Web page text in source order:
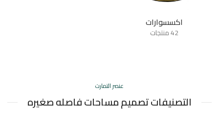
اكسسوارات
42 منتجات
عنصر التمارت
التصنيفات تصميم مساحات فاصله صغيره